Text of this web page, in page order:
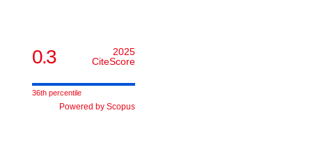
0.3
2025
CiteScore
36th percentile
Powered by Scopus